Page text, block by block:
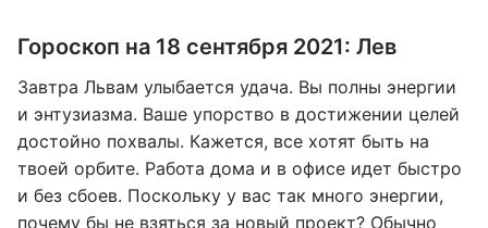
Гороскоп на 18 сентября 2021: Лев
Завтра Львам улыбается удача. Вы полны энергии
и энтузиазма. Ваше упорство в достижении целей
достойно похвалы. Кажется, все хотят быть на
твоей орбите. Работа дома и в офисе идет быстро
и без сбоев. Поскольку у вас так много энергии,
почему бы не взяться за новый проект? Обычно